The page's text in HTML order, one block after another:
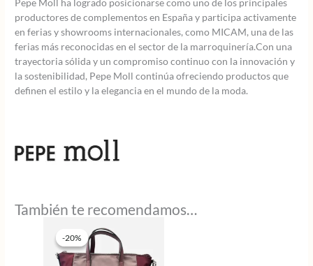
productores de complementos en España y participa activamente
en ferias y showrooms internacionales, como MICAM, una de las
ferias más reconocidas en el sector de la marroquinería.Con una
trayectoria sólida y un compromiso continuo con la innovación y
la sostenibilidad, Pepe Moll continúa ofreciendo productos que
definen el estilo y la elegancia en el mundo de la moda.
También te recomendamos…
-20%
-20%